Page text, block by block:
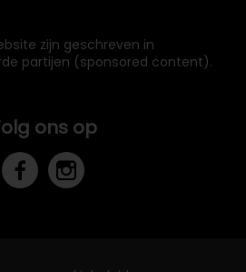
zijn geschreven in
partijen (sponsored content).
ons op